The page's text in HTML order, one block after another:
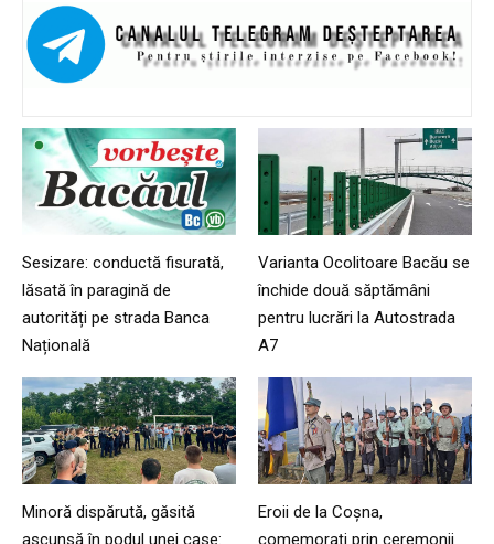
Sesizare: conductă fisurată,
lăsată în paragină de
autorități pe strada Banca
Națională
Varianta Ocolitoare Bacău se
închide două săptămâni
pentru lucrări la Autostrada
A7
Minoră dispărută, găsită
ascunsă în podul unei case:
Eroii de la Coșna,
comemorați prin ceremonii